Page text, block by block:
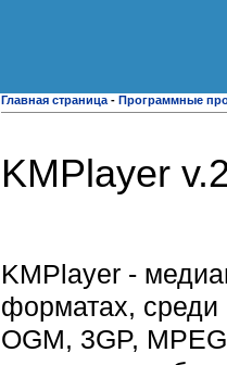
Главная страница - Программные
KMPlayer
KMPlayer -
форматах, среди
OGM, 3GP,